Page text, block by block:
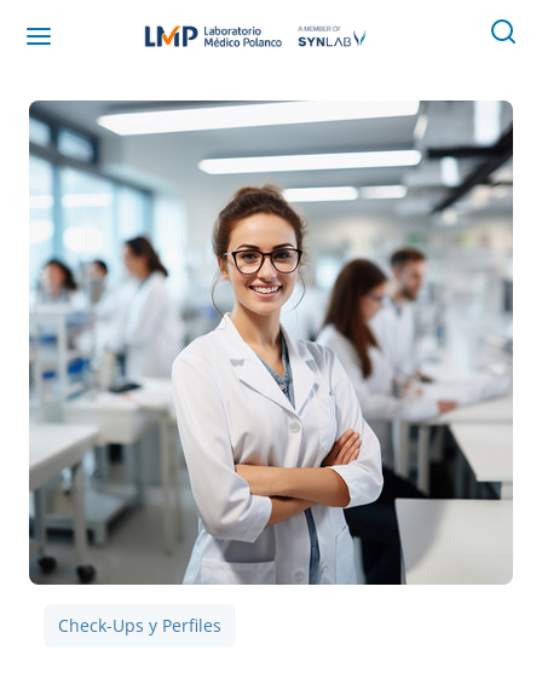
Check-Ups y Perfiles